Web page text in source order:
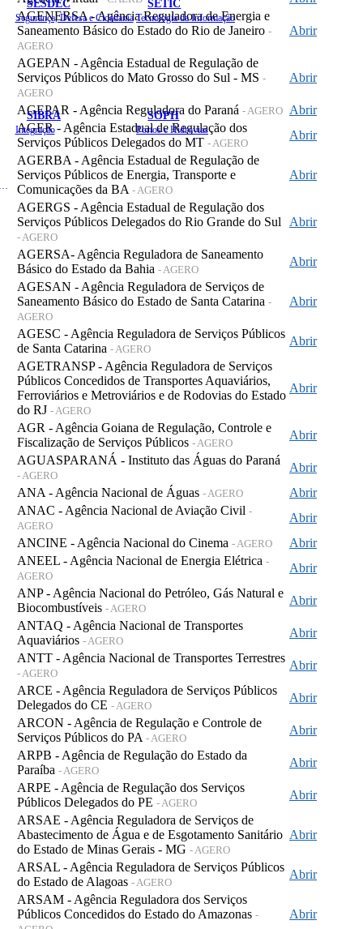
SESDEC
Segurança, Defesa e Cidadania
SETIC
Tecnologia da Informação
SIBRA
Integração
SOPH
Portos e Hidrovias
AGENERSA - Agência Reguladora de Energia e
Saneamento Básico do Estado do Rio de Janeiro -
AGERO
Abrir
AGEPAN - Agência Estadual de Regulação de
Serviços Públicos do Mato Grosso do Sul - MS -
AGERO
Abrir
AGEPAR - Agência Reguladora do Paraná - AGERO Abrir
AGER - Agência Estadual de Regulação dos
Serviços Públicos Delegados do MT - AGERO
Abrir
AGERBA - Agência Estadual de Regulação de
Serviços Públicos de Energia, Transporte e
Comunicações da BA - AGERO
Abrir
AGERGS - Agência Estadual de Regulação dos
Serviços Públicos Delegados do Rio Grande do Sul
- AGERO
Abrir
AGERSA- Agência Reguladora de Saneamento
Básico do Estado da Bahia - AGERO
Abrir
AGESAN - Agência Reguladora de Serviços de
Saneamento Básico do Estado de Santa Catarina -
AGERO
Abrir
AGESC - Agência Reguladora de Serviços Públicos
de Santa Catarina - AGERO
Abrir
AGETRANSP - Agência Reguladora de Serviços
Públicos Concedidos de Transportes Aquaviários,
Ferroviários e Metroviários e de Rodovias do Estado
do RJ - AGERO
Abrir
AGR - Agência Goiana de Regulação, Controle e
Fiscalização de Serviços Públicos - AGERO
Abrir
AGUASPARANÁ - Instituto das Águas do Paraná
- AGERO
Abrir
ANA - Agência Nacional de Águas - AGERO
Abrir
ANAC - Agência Nacional de Aviação Civil -
AGERO
Abrir
ANCINE - Agência Nacional do Cinema - AGERO
Abrir
ANEEL - Agência Nacional de Energia Elétrica -
AGERO
Abrir
ANP - Agência Nacional do Petróleo, Gás Natural e
Biocombustíveis - AGERO
Abrir
ANTAQ - Agência Nacional de Transportes
Aquaviários - AGERO
Abrir
ANTT - Agência Nacional de Transportes Terrestres
- AGERO
Abrir
ARCE - Agência Reguladora de Serviços Públicos
Delegados do CE - AGERO
Abrir
ARCON - Agência de Regulação e Controle de
Serviços Públicos do PA - AGERO
Abrir
ARPB - Agência de Regulação do Estado da
Paraíba - AGERO
Abrir
ARPE - Agência de Regulação dos Serviços
Públicos Delegados do PE - AGERO
Abrir
ARSAE - Agência Reguladora de Serviços de
Abastecimento de Água e de Esgotamento Sanitário
do Estado de Minas Gerais - MG - AGERO
Abrir
ARSAL - Agência Reguladora de Serviços Públicos
do Estado de Alagoas - AGERO
Abrir
ARSAM - Agência Reguladora dos Serviços
Públicos Concedidos do Estado do Amazonas -
Abrir